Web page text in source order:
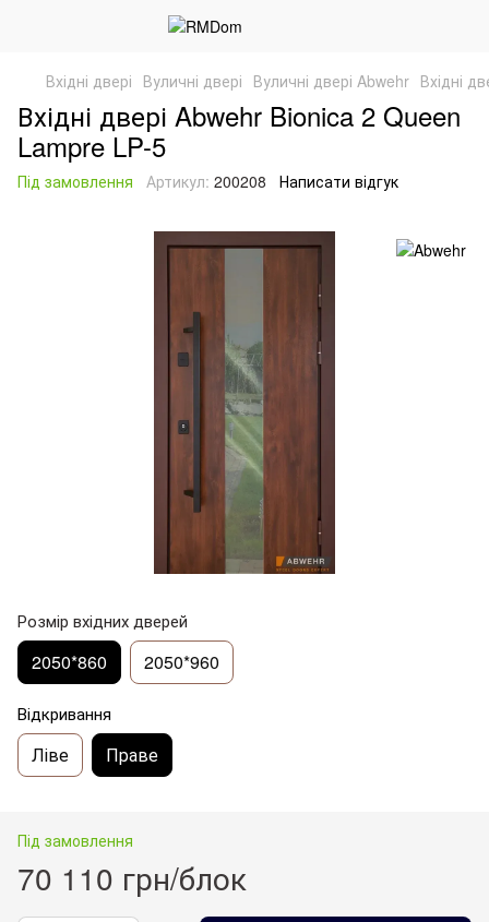
Вхідні двері Вуличні двері Вуличні двері Abwehr Вхідні
Вхідні двері Abwehr Bionica 2 Queen
Lampre LP-5
Під замовлення Артикул: 200208 Написати відгук
Розмір вхідних дверей
2050*860 2050*960
Відкривання
Ліве Праве
Під замовлення
70 110 грн/блок